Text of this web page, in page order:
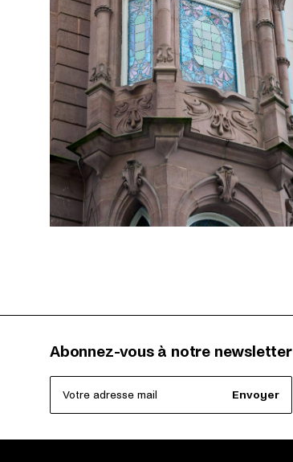
Abonnez-vous à notre newsletter
Votre adresse mail Envoyer